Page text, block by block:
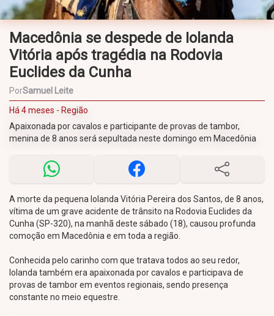
Macedônia se despede de Iolanda
Vitória após tragédia na Rodovia
Euclides da Cunha
PorSamuel Leite
Há 4 meses - Região
Apaixonada por cavalos e participante de provas de tambor,
menina de 8 anos será sepultada neste domingo em Macedônia
A morte da pequena Iolanda Vitória Pereira dos Santos, de 8 anos,
vítima de um grave acidente de trânsito na Rodovia Euclides da
Cunha (SP-320), na manhã deste sábado (18), causou profunda
comoção em Macedônia e em toda a região.
Conhecida pelo carinho com que tratava todos ao seu redor,
Iolanda também era apaixonada por cavalos e participava de
provas de tambor em eventos regionais, sendo presença
constante no meio equestre.